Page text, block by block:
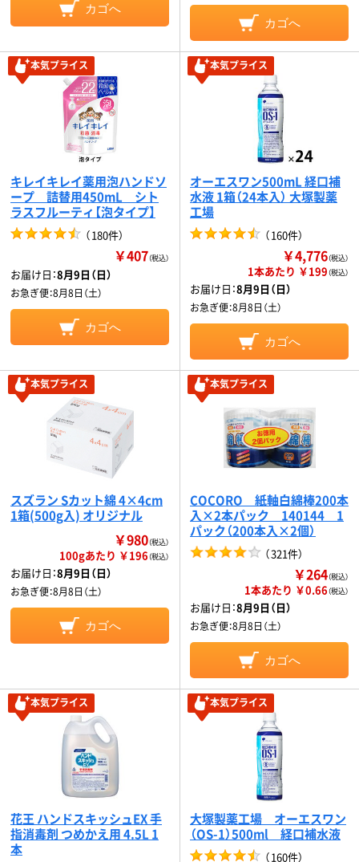
カゴへ
カゴへ
本気プライス
キレイキレイ薬用泡ハンドソ
ープ 詰替用450mL シト
ラスフルーティ【泡タイプ】
（180件）
￥407（税込）
お届け日：8月9日（日）
お急ぎ便：8月8日（土）
カゴへ
本気プライス
オーエスワン500mL 経口補
水液 1箱（24本入） 大塚製薬
工場
（160件）
￥4,776（税込）
1本あたり ￥199（税込）
お届け日：8月9日（日）
お急ぎ便：8月8日（土）
カゴへ
本気プライス
スズラン Sカット綿 4×4cm
1箱(500g入) オリジナル
￥980（税込）
100gあたり ￥196（税込）
お届け日：8月9日（日）
お急ぎ便：8月8日（土）
カゴへ
本気プライス
COCORO 紙軸白綿棒200本
入×2本パック 140144 1
パック（200本入×2個）
（321件）
￥264（税込）
1本あたり ￥0.66（税込）
お届け日：8月9日（日）
お急ぎ便：8月8日（土）
カゴへ
本気プライス
花王 ハンドスキッシュEX 手
指消毒剤 つめかえ用 4.5L 1
本
本気プライス
大塚製薬工場 オーエスワン
（OS-1）500ml 経口補水液
（160件）